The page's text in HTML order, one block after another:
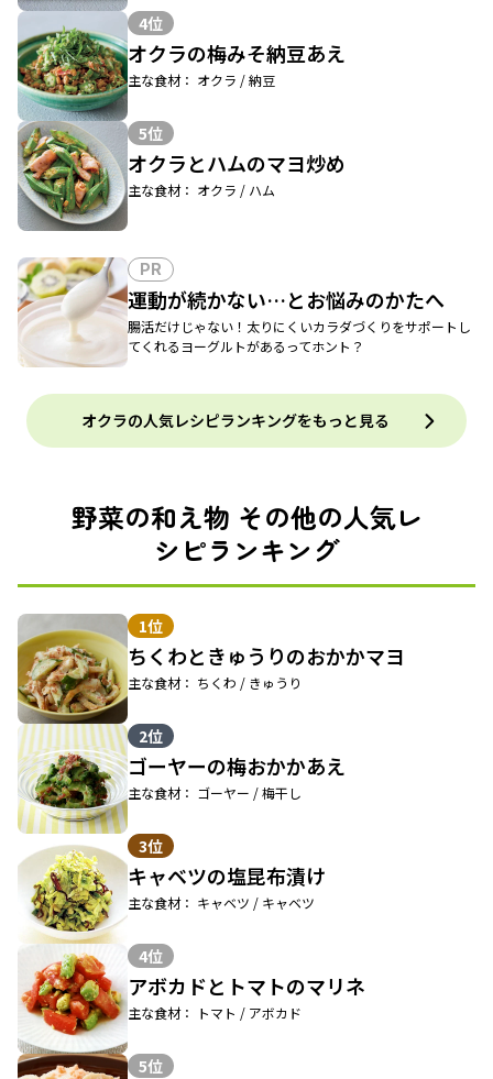
4位
オクラの梅みそ納豆あえ
主な食材： オクラ / 納豆
5位
オクラとハムのマヨ炒め
主な食材： オクラ / ハム
PR
運動が続かない…とお悩みのかたへ
腸活だけじゃない！太りにくいカラダづくりをサポートし
てくれるヨーグルトがあるってホント？
オクラの人気レシピランキングをもっと見る
野菜の和え物 その他の人気レ
シピランキング
1位
ちくわときゅうりのおかかマヨ
主な食材： ちくわ / きゅうり
2位
ゴーヤーの梅おかかあえ
主な食材： ゴーヤー / 梅干し
3位
キャベツの塩昆布漬け
主な食材： キャベツ / キャベツ
4位
アボカドとトマトのマリネ
主な食材： トマト / アボカド
5位